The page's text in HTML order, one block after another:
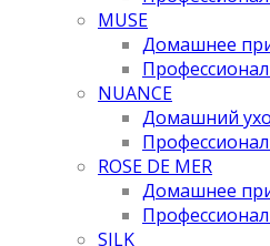
MUSE
Домашнее
NUANCE
Домашний
ROSE DE MER
Домашнее
SILK